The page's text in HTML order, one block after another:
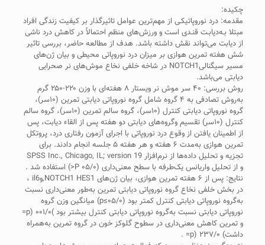
چکیده:
مقدمه: درد نوروپاتیکـی از مهم‌ترین عوامل تاثیر‌گذار بر کیفیت زندگی افراد
مبتلا بـه‌دیابـت قنـدی است و ورزش‌های منظم احتمالاً در کاهش درد ناشی
از دیابت می‌تواند نقش داشته باشد. هدف از مطالعه حاضر، بررسی تاثیر
شش هفته تمرین هوازی بر میزان درد نوروپاتی محیطی و بیان ژن‌های
مسیر سیگنالیNOTCH1 در شاخه خلفی نخاع موش‌های نر صحرایی
دیابتی می‌باشد.
روش بررسی: ۴۰ سر موش نر ویستار ۸ هفته‌ای با وزن ۲۲۰-۲۵۰ گرم
به‌روش تصادفی به ۴ گروه شامل گروه نوروپاتی دیابتی تمرین (۱۰سر)،
گروه نوروپاتی دیابتی کنترل (۱۰سر)، گروه سالم تمرین (۱۰سر)، گروه سالم
کنترل (۱۰سر) تقسیم وگروه‌های دیابتی دو هفته پس از القاء دیابت، پس
از اطمینان یافتن از وقوع درد نوروپاتی با اجرای آزمون رفتاری درد، پروتکل
تمرین هوازی به‌مدت ۶ هفته و هر هفته ۵ جلسه انجام دادند. برای
تجزیه و تحلیل داده‌ها از نرم‌افزار SPSS Inc., Chicago, IL; version 19
و از تحلیل واریانس یک‌طرفه با سطح معنی‌داری (۰۵/۰ P<) استفاده شد .
نتایج: پس از ۶ هفته تمرین هوازی، بیان ژن‌های NOTCH1 HES1,وil6 ،
در بخش خلفی نخاع گروه نوروپاتی دیابتی تمرین به‌طور معنی‌داری نسبت
به‌گروه نوروپاتی دیابتی کنترل کمتر بود (۰۵/۰≥p) میانگین وزن گروه
نوروپاتی دیابتی نسبت به‌گروه نوروپاتی دیابتی کنترل بیشتر بود )۰۰۱/۰ (p=
و تمرین کاهش معنی‌داری در سطوح گلوکز خون در گروه تمرین به‌همراه
داشت) ۲۳۷/۰ (p= .